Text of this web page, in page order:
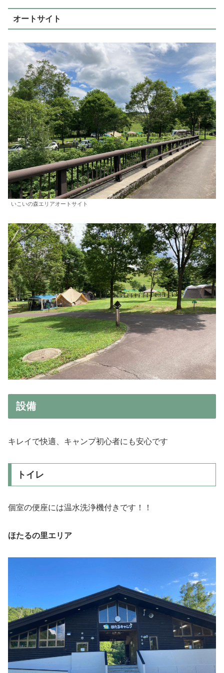
オートサイト
いこいの森エリアオートサイト
設備
キレイで快適、キャンプ初心者にも安心です
トイレ
個室の便座には温水洗浄機付きです！！
ほたるの里エリア